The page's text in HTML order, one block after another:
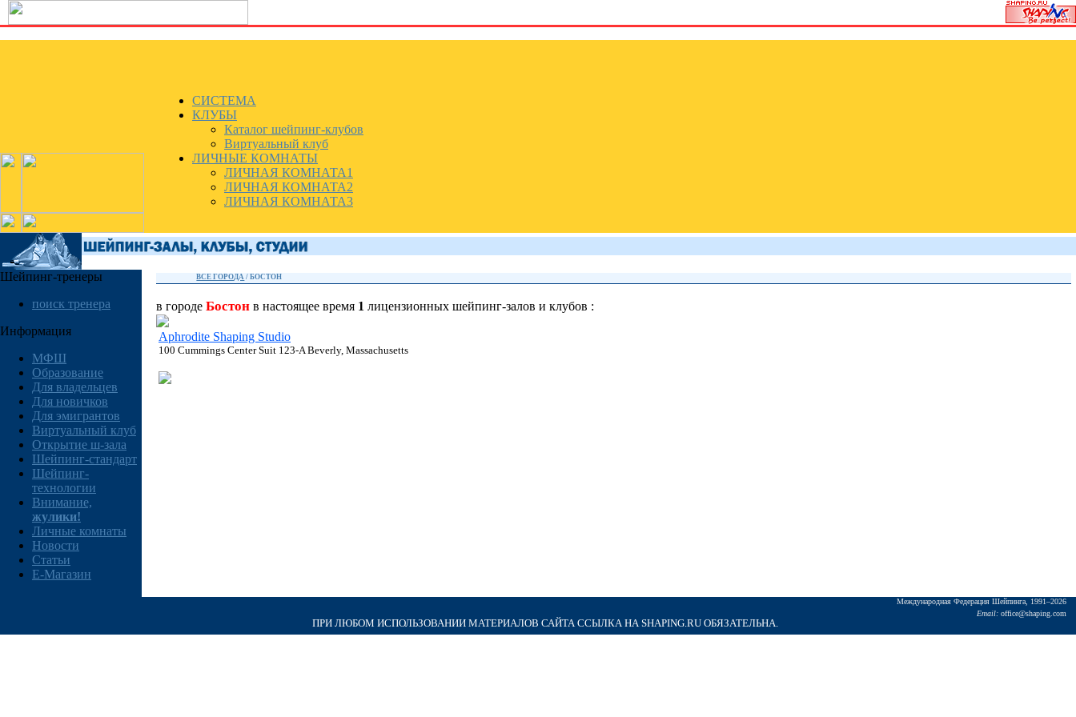
СИСТЕМА
КЛУБЫ
Каталог шейпинг-клубов
Виртуальный клуб
ЛИЧНЫЕ КОМНАТЫ
ЛИЧНАЯ КОМНАТА1
ЛИЧНАЯ КОМНАТА2
ЛИЧНАЯ КОМНАТА3
Шейпинг-тренеры
поиск тренера
Информация
МФШ
Образование
Для владельцев
Для новичков
Для эмигрантов
Виртуальный клуб
Открытие ш-зала
Шейпинг-стандарт
Шейпинг-
технологии
Внимание,
жулики!
Личные комнаты
Новости
Статьи
E-Магазин
ВСЕ ГОРОДА /БОСТОН
в городе Бостон в настоящее время 1 лицензионных шейпинг-залов и клубов :
Aphrodite Shaping Studio
100 Cummings Center Suit 123-A Beverly, Massachusetts
Междунаpодная Федеpация Шейпинга, 1991–2026
Email: office@shaping.com
ПРИ ЛЮБОМ ИСПОЛЬЗОВАНИИ МАТЕРИАЛОВ САЙТА ССЫЛКА НА SHAPING.RU ОБЯЗАТЕЛЬНА.